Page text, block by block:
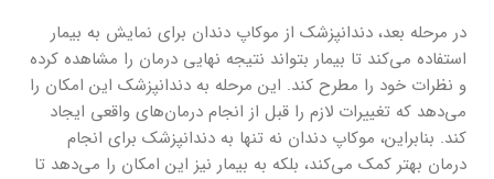
در مرحله بعد، دندانپزشک از موکاپ دندان برای نمایش به بیمار
استفاده می‌کند تا بیمار بتواند نتیجه نهایی درمان را مشاهده کرده
و نظرات خود را مطرح کند. این مرحله به دندانپزشک این امکان را
می‌دهد که تغییرات لازم را قبل از انجام درمان‌های واقعی ایجاد
کند. بنابراین، موکاپ دندان نه تنها به دندانپزشک برای انجام
درمان بهتر کمک می‌کند، بلکه به بیمار نیز این امکان را می‌دهد تا